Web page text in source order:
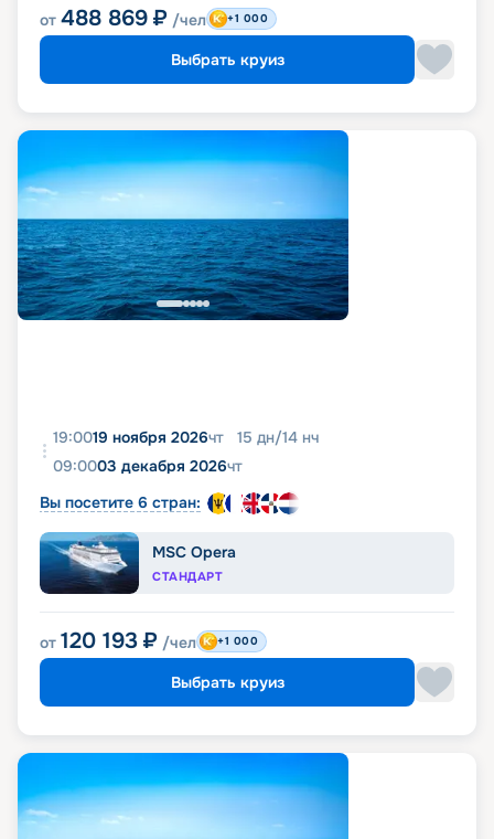
от 488 869 ₽ /чел +1 000
Выбрать круиз
19:0019 ноября 2026чт 15 дн/14 нч
09:0003 декабря 2026чт
Вы посетите 6 стран:
MSC Opera
СТАНДАРТ
от 120 193 ₽ /чел +1 000
Выбрать круиз